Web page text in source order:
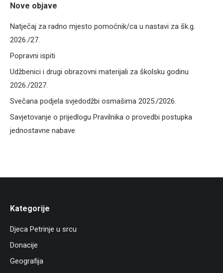
Nove objave
Natječaj za radno mjesto pomoćnik/ca u nastavi za šk.g.
2026./27.
Popravni ispiti
Udžbenici i drugi obrazovni materijali za školsku godinu
2026./2027.
Svečana podjela svjedodžbi osmašima 2025./2026.
Savjetovanje o prijedlogu Pravilnika o provedbi postupka
jednostavne nabave
Kategorije
Djeca Petrinje u srcu
Donacije
Geografija